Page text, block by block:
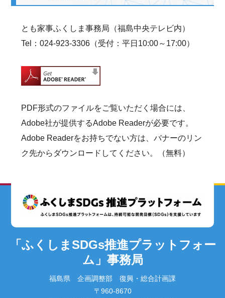
とも家事ふくしま事務局（福島中央テレビ内）
Tel：024-923-3306（受付：平日10:00～17:00）
PDF形式のファイルをご覧いただく場合には、
Adobe社が提供するAdobe Readerが必要です。
Adobe Readerをお持ちでない方は、バナーのリン
ク先からダウンロードしてください。（無料）
「ふくしまSDGs推進プラットフォー
ム」事務局
福島県 企画調整部 復興・総合計画課
〒960-8670